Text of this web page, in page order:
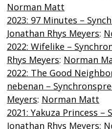
Norman Matt
2023: 97 Minutes –
Jonathan Rhys Meyers:
2022: Wifelike –
Rhys Meyers: Norman
2022: The Good
nebenan –
Meyers: Norman Matt
2021: Yakuza Princess
Jonathan Rhys Meyers: